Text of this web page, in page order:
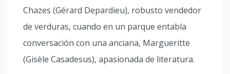
Chazes (Gérard Depardieu), robusto vendedor
de verduras, cuando en un parque entabla
conversación con una anciana, Margueritte
(Gisèle Casadesus), apasionada de literatura.